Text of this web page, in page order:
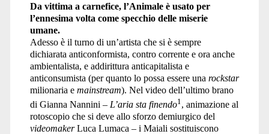
Da vittima a carnefice, l’Animale è usato per
l’ennesima volta come specchio delle miserie
umane.
Adesso è il turno di un’artista che si è sempre
dichiarata anticonformista, contro corrente e ora anche
ambientalista, e addirittura anticapitalista e
anticonsumista (per quanto lo possa essere una rockstar
milionaria e mainstream). Nel video dell’ultimo brano
di Gianna Nannini – L’aria sta finendo1 , animazione al
rotoscopio che si deve allo sforzo demiurgico del
videomakerLuca Lumaca – i Maiali sostituiscono